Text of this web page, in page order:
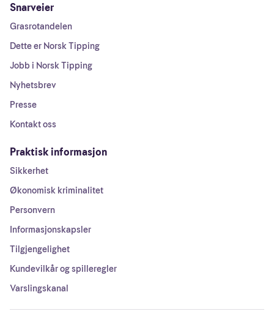
Snarveier
Grasrotandelen
Dette er Norsk Tipping
Jobb i Norsk Tipping
Nyhetsbrev
Presse
Kontakt oss
Praktisk informasjon
Sikkerhet
Økonomisk kriminalitet
Personvern
Informasjonskapsler
Tilgjengelighet
Kundevilkår og spilleregler
Varslingskanal